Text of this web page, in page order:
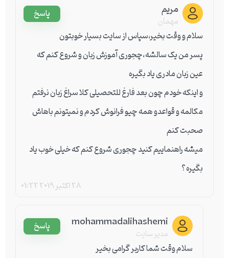
مریم
مهمان
28 اکتبر 2019 01:22
سلام و وقت بخیر،سپاس از سایت بسیار خوبتون
پسر من یک سالشه،چجوری آموزش زبان و شروع کنم که
عین زبان مادری یاد بگیره
و اینکه خودم چون بعد فارغ للتحصیلی کلا سراغ زبان نرفتم
مکالمه و قواعدو همه چیو فرانوش کردم و نمیتونم باهاش
صحبت کنم
میشه راهنماییم کنید چجوری شروع کنم که خیلی خوب یاد
بگیره؟
پاسخ
mohammadalihashemi
مدیر سایت
سلام وقت شما کاربر گرامی بخیر
پاسخ